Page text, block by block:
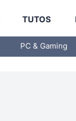
TUTOS
PC & Gaming